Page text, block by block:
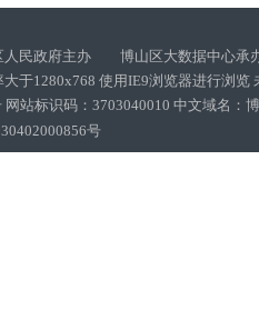
人民政府主办 博山区大数据中心承
于1280x768 使用IE9浏览器进行浏览
网站标识码：3703040010 中文域名：
号